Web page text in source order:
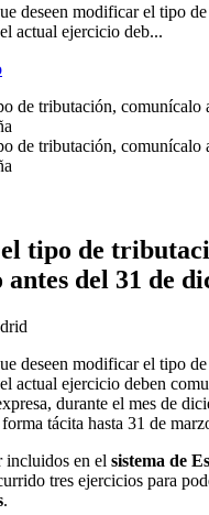
deseen modificar el tipo
actual ejercicio deb...
tipo de
del 31 de
deseen modificar el tipo
actual ejercicio deben
durante el mes de
tácita hasta 31 de
incluidos en el sistema de
tres ejercicios para
.